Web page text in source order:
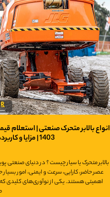
انواع بالابر متحرک صنعتی | استعلام
1403 | مزایا و کاربردها
بالابر متحرک یا سیار چیست ؟ در دنیای صنعتی
عصر حاضر، کارایی، سرعت و ایمنی، امور بسیار
اهمیتی هستند. یکی از نوآوری‌های کلیدی